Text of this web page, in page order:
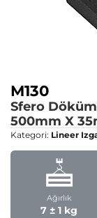
M130
Sfero Döküm
500mm X
Kategori: Lineer
Ağırlık
7 ± 1 kg